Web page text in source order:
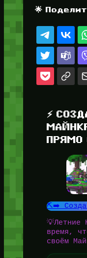
🌟
⚡
ПРЯМО
⛏️➡️
💡Летние
время,
своём